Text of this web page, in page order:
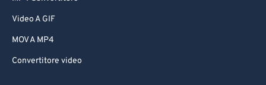
Video A GIF
MOV A MP4
Convertitore video